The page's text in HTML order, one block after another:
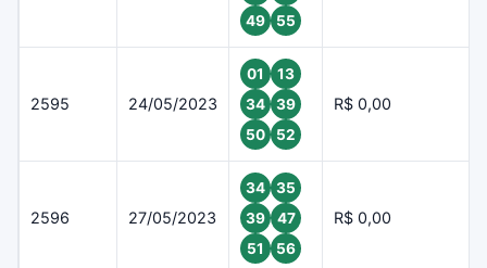
49
55
2595 24/05/2023
01
13
34
39
50
52
R$ 0,00
2596 27/05/2023
34
35
39
47
51
56
R$ 0,00